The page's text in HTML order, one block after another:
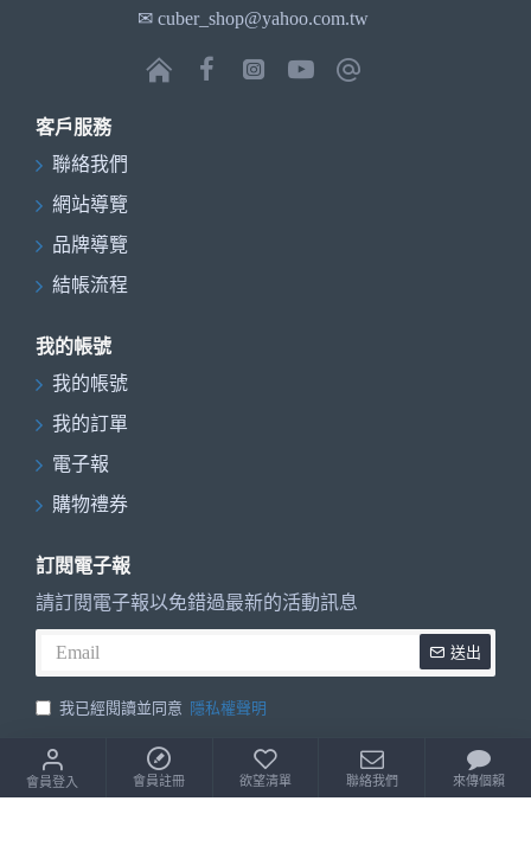
✉ cuber_shop@yahoo.com.tw
客戶服務
聯絡我們
網站導覽
品牌導覽
結帳流程
我的帳號
我的帳號
我的訂單
電子報
購物禮券
訂閱電子報
請訂閱電子報以免錯過最新的活動訊息
送出
我已經閱讀並同意 隱私權聲明
小丸號魔術方塊購物中心 © 2026 | 統一編號 : 22556642
會員登入 會員註冊 欲望清單 聯絡我們 來傳個賴